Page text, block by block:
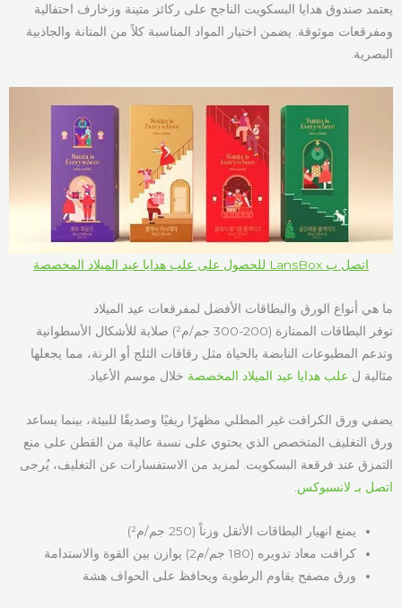
يعتمد صندوق هدايا البسكويت الناجح على ركائز متينة وزخارف احتفالية
ومفرقعات موثوقة. يضمن اختيار المواد المناسبة كلاً من المتانة والجاذبية
البصرية.
اتصل ب LansBox للحصول على علب هدايا عيد الميلاد المخصصة
ما هي أنواع الورق والبطاقات الأفضل لمفرقعات عيد الميلاد
توفر البطاقات الممتازة (200-300 جم/م²) صلابة للأشكال الأسطوانية
وتدعم المطبوعات النابضة بالحياة مثل رقاقات الثلج أو الرنة، مما يجعلها
مثالية ل علب هدايا عيد الميلاد المخصصة خلال موسم الأعياد.
يضفي ورق الكرافت غير المطلي مظهرًا ريفيًا وصديقًا للبيئة، بينما يساعد
ورق التغليف المتخصص الذي يحتوي على نسبة عالية من القطن على منع
التمزق عند فرقعة البسكويت. لمزيد من الاستفسارات عن التغليف، يُرجى
اتصل بـ لانسبوكس
يمنع انهيار البطاقات الأثقل وزناً (250 جم/م²)
كرافت معاد تدويره (180 جم/م2) يوازن بين القوة والاستدامة
ورق مصفح يقاوم الرطوبة ويحافظ على الحواف هشة